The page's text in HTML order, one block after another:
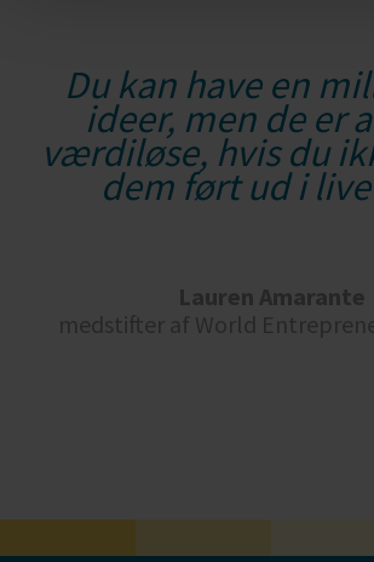
Du kan have en
ideer, men de er
værdiløse, hvis du
dem ført ud i
Lauren Amarante
medstifter af World